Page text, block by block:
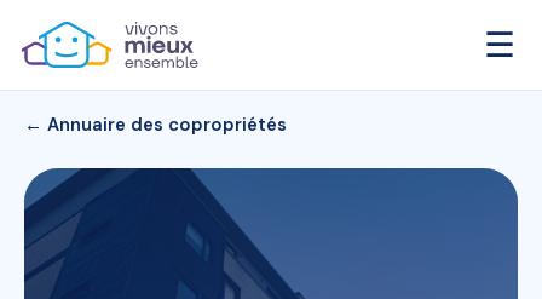
☰
← Annuaire des copropriétés